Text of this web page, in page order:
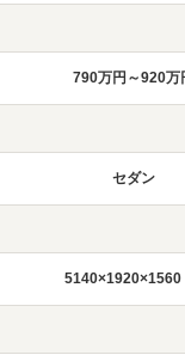
790万円～920万
セダン